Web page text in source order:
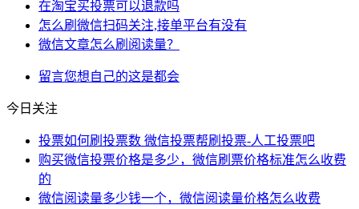
在淘宝买投票可以退款吗
怎么刷微信扫码关注,接单平台有没有
微信文章怎么刷阅读量？
留言您想自己的这是都会
今日关注
投票如何刷投票数 微信投票帮刷投票-人工投票吧
购买微信投票价格是多少，微信刷票价格标准怎么收费
的
微信阅读量多少钱一个，微信阅读量价格怎么收费